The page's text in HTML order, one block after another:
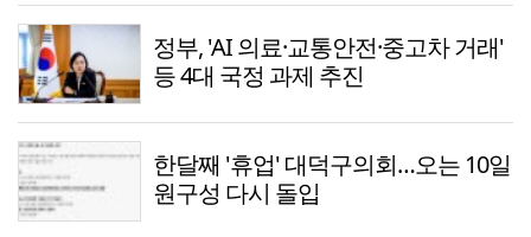
정부, 'AI 의료·교통안전·중고차 거래'
등 4대 국정 과제 추진
한달째 '휴업' 대덕구의회…오는 10일
원구성 다시 돌입